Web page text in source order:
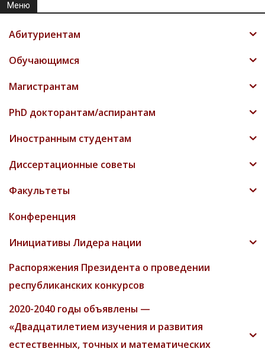
Меню
Абитуриентам
Обучающимся
Магистрантам
PhD докторантам/аспирантам
Иностранным студентам
Диссертационные советы
Факультеты
Конференция
Инициативы Лидера нации
Распоряжения Президента о проведении
республиканских конкурсов
2020-2040 годы объявлены —
«Двадцатилетием изучения и развития
естественных, точных и математических